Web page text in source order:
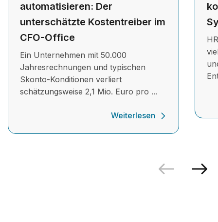
automatisieren: Der
unterschätzte Kostentreiber im
CFO-Office
Ein Unternehmen mit 50.000
Jahresrechnungen und typischen
Skonto-Konditionen verliert
schätzungsweise 2,1 Mio. Euro pro ...
Weiterlesen